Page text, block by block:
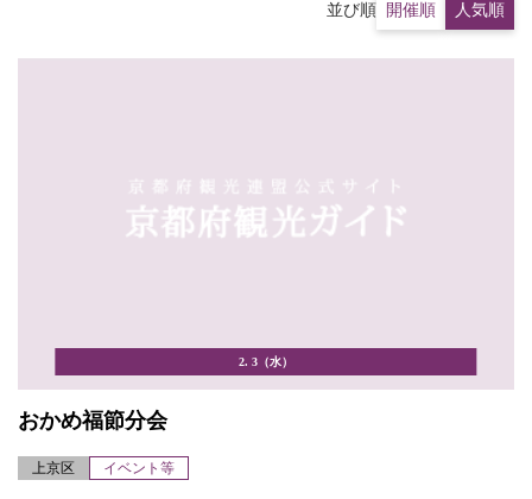
並び順 開催順 人気順
2. 3（水）
おかめ福節分会
上京区 イベント等